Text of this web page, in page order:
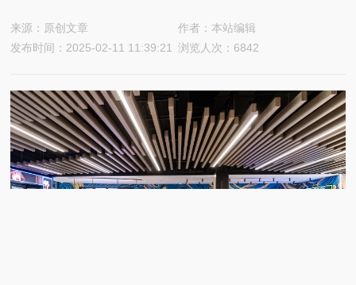
来源：原创文章
作者：本站编辑
发布时间：2025-02-11 11:39:21
浏览人次：6842